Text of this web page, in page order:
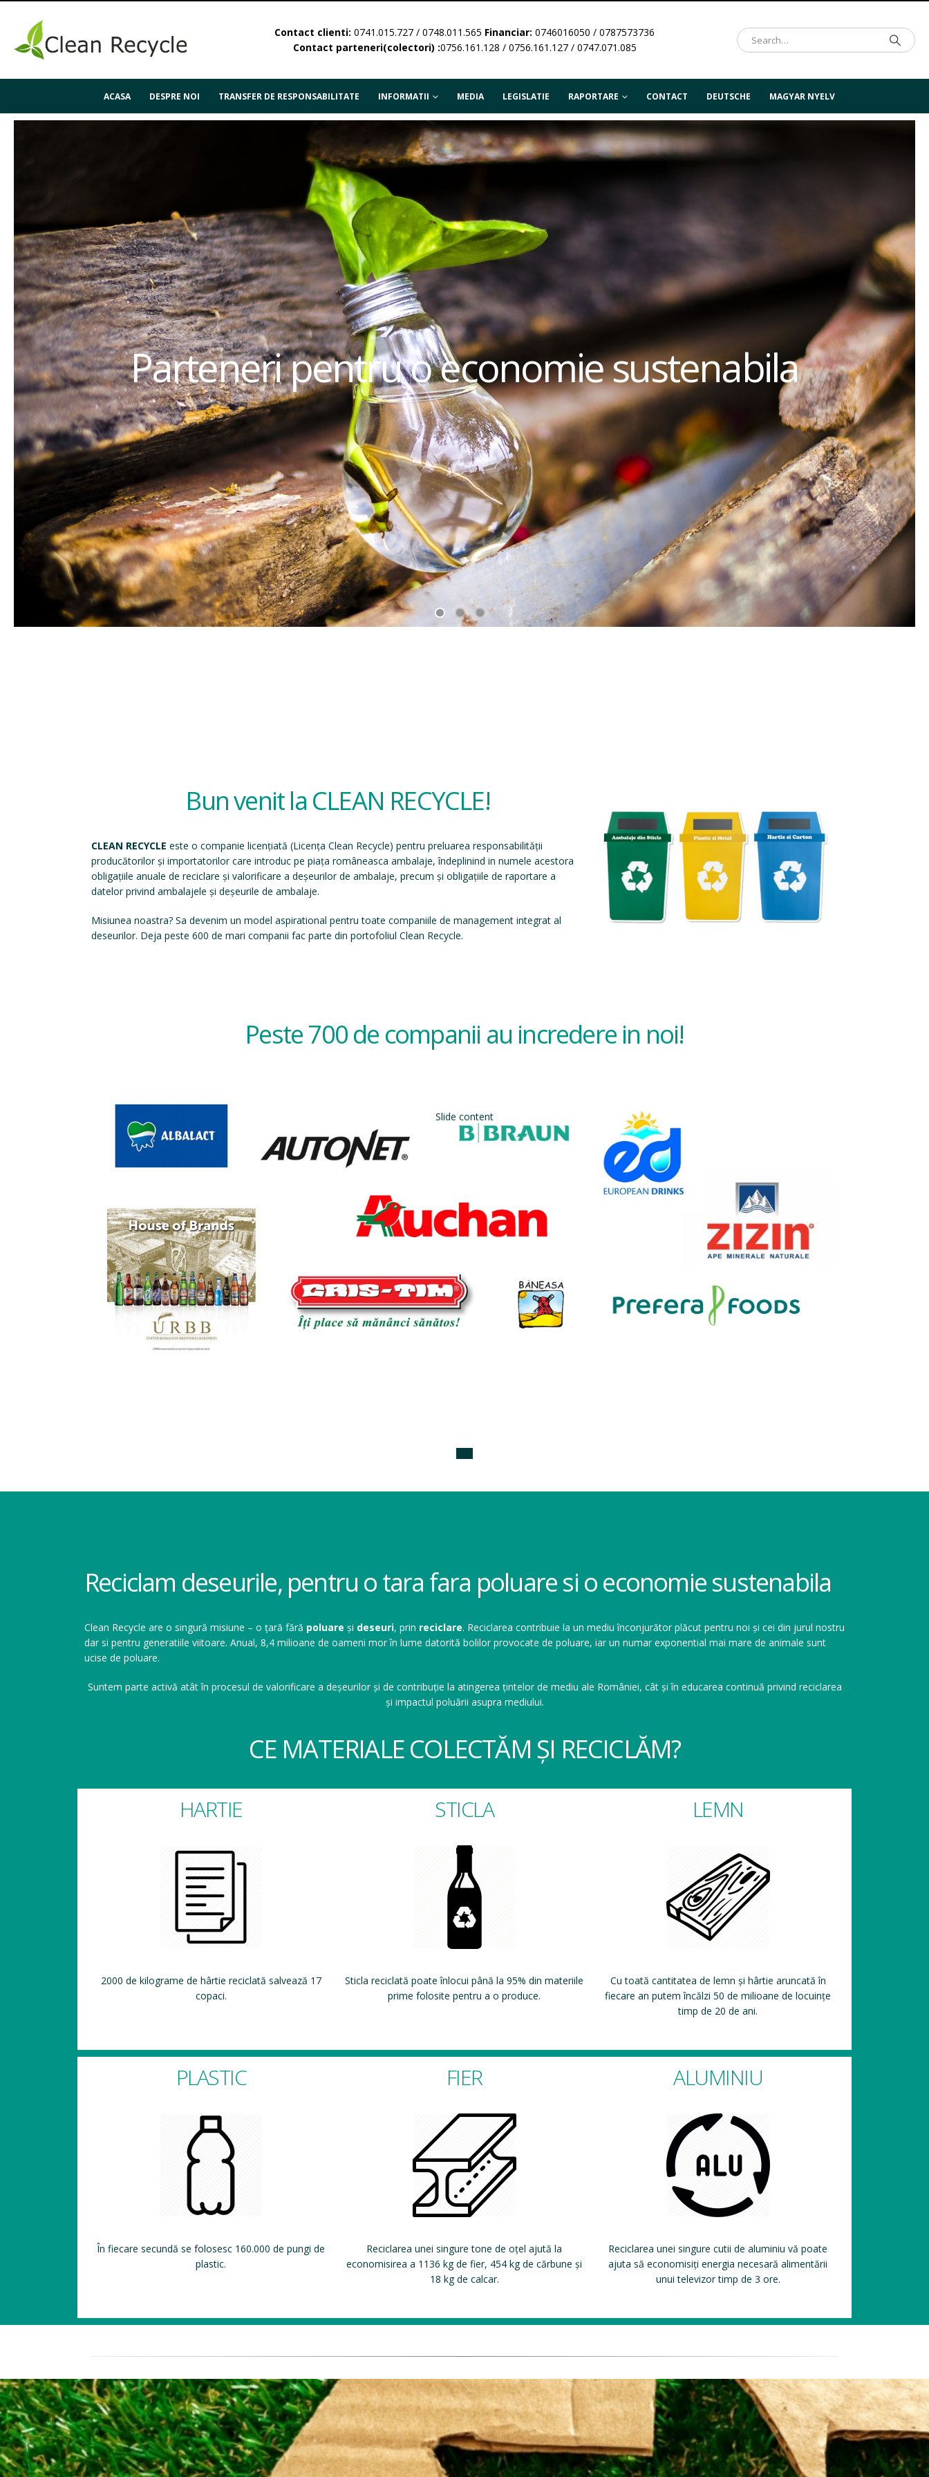
Contact clienti: 0741.015.727 / 0748.011.565 Financiar: 0746016050 / 0787573736
Contact parteneri(colectori) :0756.161.128 / 0756.161.127 / 0747.071.085
ACASA DESPRE NOI TRANSFER DE RESPONSABILITATE INFORMATII MEDIA LEGISLATIE RAPORTARE CONTACT DEUTSCHE MAGYAR NYELV
Parteneri pentru o economie sustenabila
Bun venit la CLEAN RECYCLE!
CLEAN RECYCLE este o companie licențiată (Licența Clean Recycle) pentru preluarea responsabilității
producătorilor și importatorilor care introduc pe piața româneasca ambalaje, îndeplinind in numele acestora
obligațiile anuale de reciclare și valorificare a deșeurilor de ambalaje, precum și obligațiile de raportare a
datelor privind ambalajele și deșeurile de ambalaje.
Misiunea noastra? Sa devenim un model aspirational pentru toate companiile de management integrat al
deseurilor. Deja peste 600 de mari companii fac parte din portofoliul Clean Recycle.
Peste 700 de companii au incredere in noi!
Slide content
Reciclam deseurile, pentru o tara fara poluare si o economie sustenabila
Clean Recycle are o singură misiune – o țară fără poluare și deseuri, prin reciclare. Reciclarea contribuie la un mediu înconjurător plăcut pentru noi și cei din jurul nostru
dar si pentru generatiile viitoare. Anual, 8,4 milioane de oameni mor în lume datorită bolilor provocate de poluare, iar un numar exponential mai mare de animale sunt
ucise de poluare.
Suntem parte activă atât în procesul de valorificare a deșeurilor și de contribuție la atingerea țintelor de mediu ale României, cât și în educarea continuă privind reciclarea
și impactul poluării asupra mediului.
CE MATERIALE COLECTĂM ȘI RECICLĂM?
HARTIE
2000 de kilograme de hârtie reciclată salvează 17
copaci.
STICLA
Sticla reciclată poate înlocui până la 95% din materiile
prime folosite pentru a o produce.
LEMN
Cu toată cantitatea de lemn și hârtie aruncată în
fiecare an putem încălzi 50 de milioane de locuințe
timp de 20 de ani.
PLASTIC
În fiecare secundă se folosesc 160.000 de pungi de
plastic.
FIER
Reciclarea unei singure tone de oțel ajută la
economisirea a 1136 kg de fier, 454 kg de cărbune și
18 kg de calcar.
ALUMINIU
Reciclarea unei singure cutii de aluminiu vă poate
ajuta să economisiți energia necesară alimentării
unui televizor timp de 3 ore.